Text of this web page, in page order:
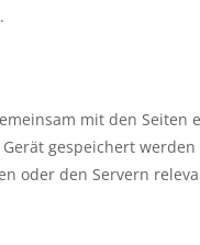
mit den
gespeichert
oder den Servern